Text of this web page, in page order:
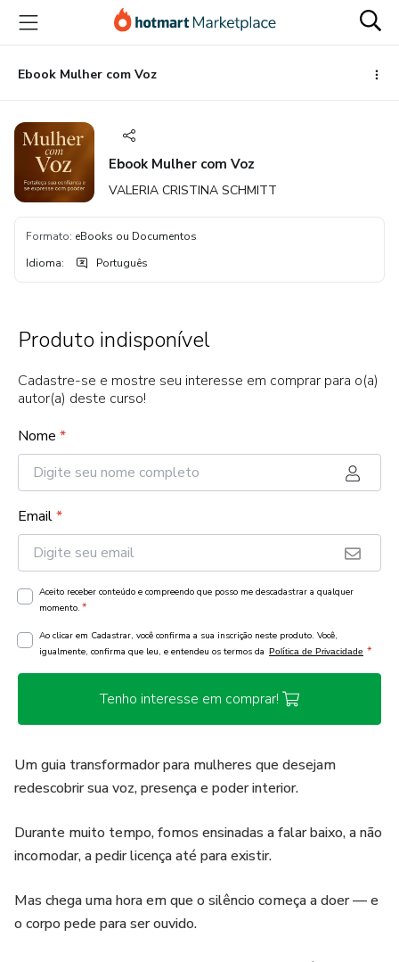
para
conteúdo
principal
para
pagamento
para
rodapé
Ebook Mulher com Voz
Ebook Mulher com Voz
VALERIA CRISTINA SCHMITT
Formato: eBooks ou Documentos
Idioma: Português
Produto indisponível
Cadastre-se e mostre seu interesse em comprar para o(a)
autor(a) deste curso!
Nome *
Email*
Aceito receber conteúdo e compreendo que posso me descadastrar a qualquer
momento. *
Ao clicar em Cadastrar, você confirma a sua inscrição neste produto. Você,
igualmente, confirma que leu, e entendeu os termos da Política de Privacidade *
Tenho interesse em comprar!
Um guia transformador para mulheres que desejam
redescobrir sua voz, presença e poder interior.
Durante muito tempo, fomos ensinadas a falar baixo, a não
incomodar, a pedir licença até para existir.
Mas chega uma hora em que o silêncio começa a doer — e
o corpo pede para ser ouvido.